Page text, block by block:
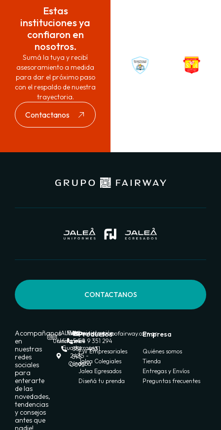
Estas
instituciones ya
confiaron en
nosotros.
Sumá la tuya y recibí
asesoramiento a medida
para dar el próximo paso
con el respaldo de nuestra
trayectoria.
Contactanos
CONTACTANOS
Acompañanos
en
nuestras
redes
sociales
para
enterarte
de las
novedades,
tendencias
y consejos
antes que
nadie!
JALEA
Uniformes
FW
Uniformes
Guadarrama
2435 -
Córdoba
Ventas:
+54 9
351
595
0095
Administración:
+54 9 351 294
4631
ventas@grupofairway.com.ar
Productos
FW Empresariales
Jalea Colegiales
Jalea Egresados
Diseñá tu prenda
Empresa
Quiénes somos
Tienda
Entregas y Envíos
Preguntas frecuentes